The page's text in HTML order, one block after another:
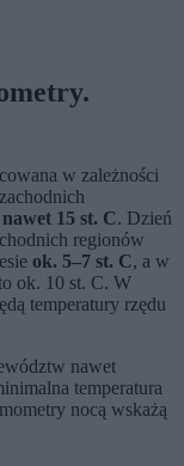
w zależności
nawet 15 st. C. Dzień
regionów
ok. 5–7 st. C, a w
ok. 10 st. C. W
temperatury rzędu
nawet
temperatura
nocą wskażą